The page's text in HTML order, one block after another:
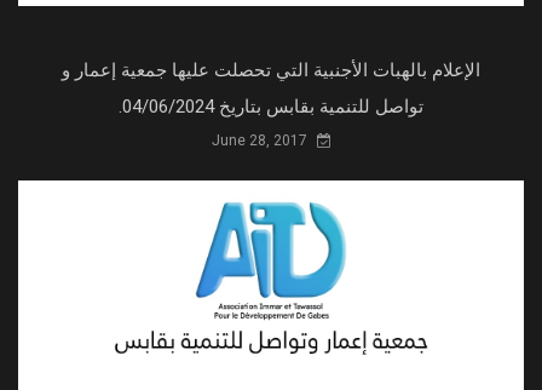
الإعلام بالهبات الأجنبية التي تحصلت عليها جمعية إعمار و
تواصل للتنمية بقابس بتاريخ 04/06/2024.